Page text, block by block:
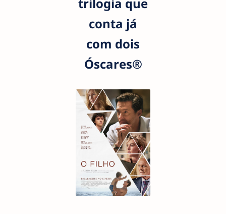
conta já
com dois
Óscares®